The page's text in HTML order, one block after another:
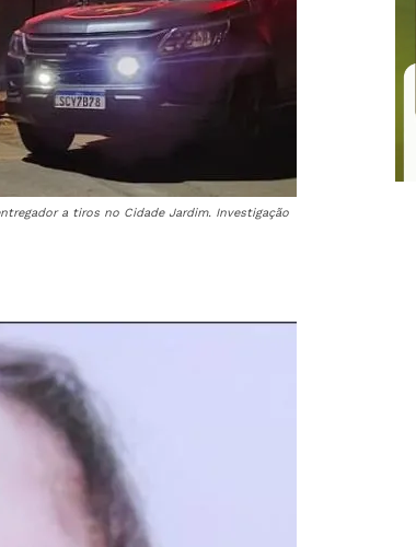
a tiros no Cidade Jardim. Investigação